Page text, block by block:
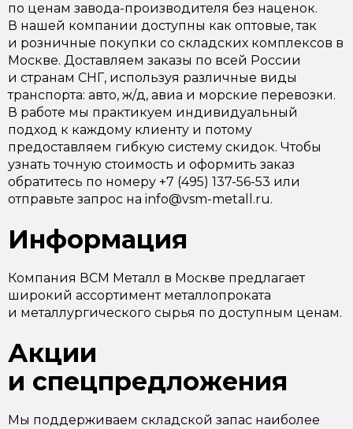
по ценам завода-производителя без наценок.
В нашей компании доступны как оптовые, так
и розничные покупки со складских комплексов в
Москве. Доставляем заказы по всей России
и странам СНГ, используя различные виды
транспорта: авто, ж/д, авиа и морские перевозки.
В работе мы практикуем индивидуальный
подход к каждому клиенту и потому
предоставляем гибкую систему скидок. Чтобы
узнать точную стоимость и оформить заказ
обратитесь по номеру +7 (495) 137-56-53 или
отправьте запрос на info@vsm-metall.ru.
Информация
Компания ВСМ Металл в Москве предлагает
широкий ассортимент металлопроката
и металлургического сырья по доступным ценам.
Акции
и спецпредложения
Мы поддерживаем складской запас наиболее